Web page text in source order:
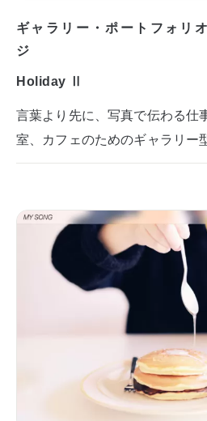
ギャラリー・ポートフォリオ
ジ
Holiday Ⅱ
言葉より先に、写真で伝わる仕
室、カフェのためのギャラリー